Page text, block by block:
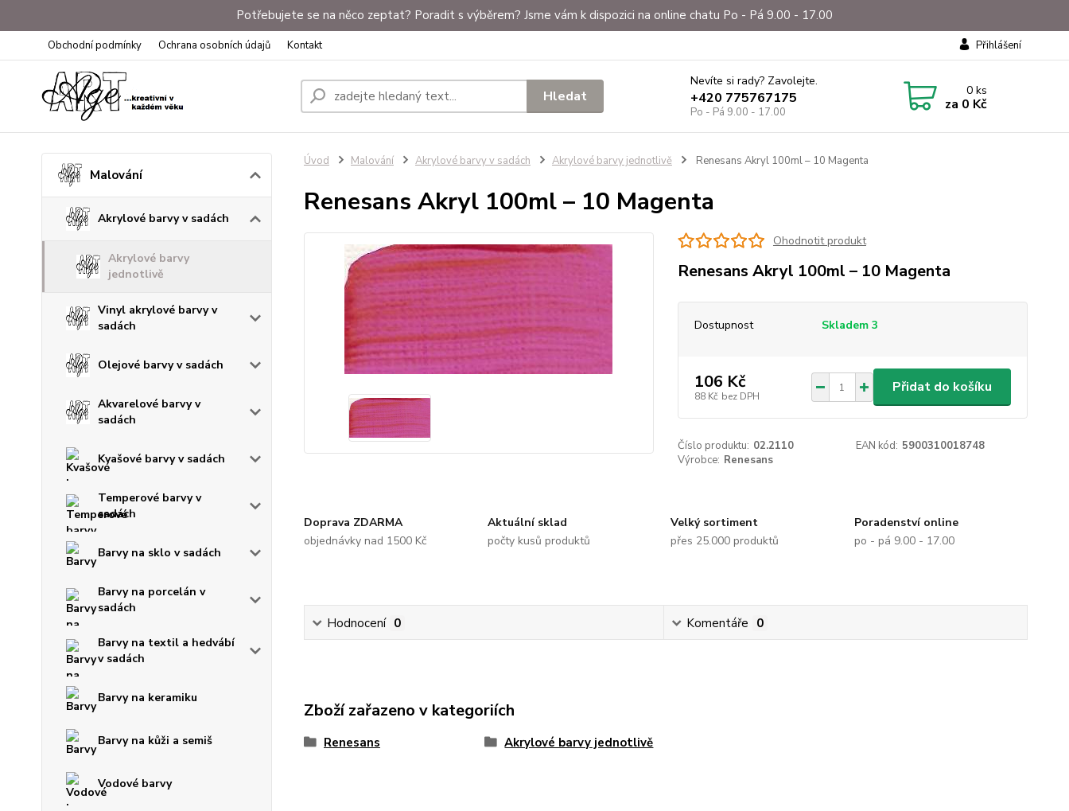
Potřebujete se na něco zeptat? Poradit s výběrem? Jsme vám k dispozici na online chatu Po - Pá 9.00 - 17.00
Obchodní podmínky Ochrana osobních údajů Kontakt Přihlášení
Hledat
Nevíte si rady? Zavolejte.
+420 775767175
Po - Pá 9.00 - 17.00
0ks
za 0 Kč
Malování
Akrylové barvy v sadách
Akrylové barvy
jednotlivě
Vinyl akrylové barvy v
sadách
Olejové barvy v sadách
Akvarelové barvy v
sadách
Kvašové barvy v sadách
Temperové barvy v
sadách
Barvy na sklo v sadách
Barvy na porcelán v
sadách
Barvy na textil a hedvábí
v sadách
Barvy na keramiku
Barvy na kůži a semiš
Vodové barvy
Úvod Malování Akrylové barvy v sadách Akrylové barvy jednotlivě Renesans Akryl 100ml – 10 Magenta
Renesans Akryl 100ml – 10 Magenta
Ohodnotit produkt
Renesans Akryl 100ml – 10 Magenta
Dostupnost Skladem 3
106 Kč
88 Kč bez DPH
Přidat do košíku
Číslo produktu: 02.2110 EAN kód: 5900310018748
Výrobce: Renesans
Doprava ZDARMA
objednávky nad 1500 Kč
Aktuální sklad
počty kusů produktů
Velký sortiment
přes 25.000 produktů
Poradenství online
po - pá 9.00 - 17.00
Hodnocení 0 Komentáře 0
Zboží zařazeno v kategoriích
Renesans Akrylové barvy jednotlivě